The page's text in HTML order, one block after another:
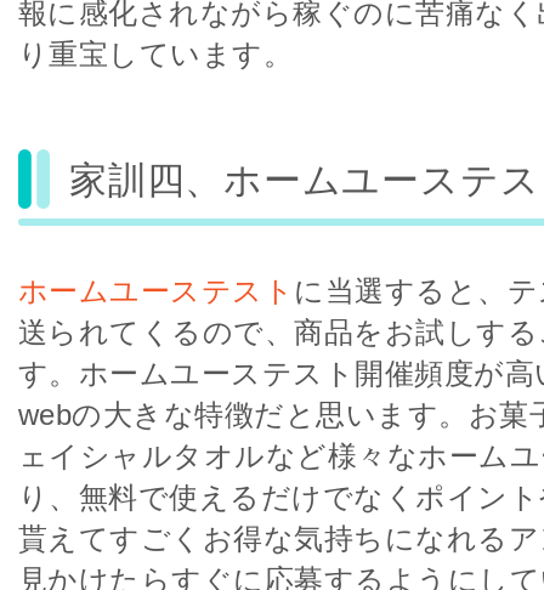
報に感化されながら稼ぐのに苦痛な
り重宝しています。
家訓四、ホームユーステ
ホームユーステスト に当選すると、
送られてくるので、商品をお試しす
す。ホームユーステスト開催頻度が
webの大きな特徴だと思います。お菓
ェイシャルタオルなど様々なホーム
り、無料で使えるだけでなくポイン
貰えてすごくお得な気持ちになれる
見かけたらすぐに応募するようにし